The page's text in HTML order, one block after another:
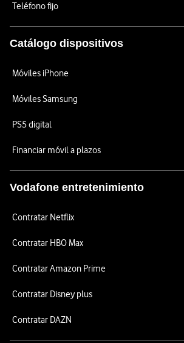
Teléfono fijo
Catálogo dispositivos
Móviles iPhone
Móviles Samsung
PS5 digital
Financiar móvil a plazos
Vodafone entretenimiento
Contratar Netflix
Contratar HBO Max
Contratar Amazon Prime
Contratar Disney plus
Contratar DAZN